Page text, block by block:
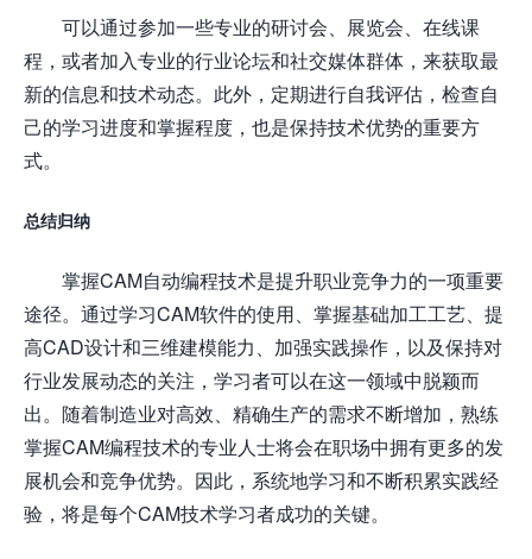
可以通过参加一些专业的研讨会、展览会、在线课
程，或者加入专业的行业论坛和社交媒体群体，来获取最
新的信息和技术动态。此外，定期进行自我评估，检查自
己的学习进度和掌握程度，也是保持技术优势的重要方
式。
总结归纳
掌握CAM自动编程技术是提升职业竞争力的一项重要
途径。通过学习CAM软件的使用、掌握基础加工工艺、提
高CAD设计和三维建模能力、加强实践操作，以及保持对
行业发展动态的关注，学习者可以在这一领域中脱颖而
出。随着制造业对高效、精确生产的需求不断增加，熟练
掌握CAM编程技术的专业人士将会在职场中拥有更多的发
展机会和竞争优势。因此，系统地学习和不断积累实践经
验，将是每个CAM技术学习者成功的关键。